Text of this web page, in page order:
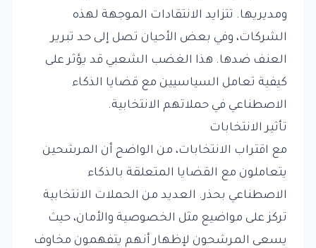
ومديريها. تتزايد الانتقادات الموجهة لهذه
الشركات، وفي بعض الأحيان تصل إلى حد تبرير
العنف ضدها. هذا الغضب الشعبي قد يؤثر على
كيفية تعامل السياسيين مع قضايا الذكاء
الاصطناعي في حملاتهم الانتخابية.
تأثير الانتخابات
مع اقتراب الانتخابات، من الواضح أن المرشحين
يتعاملون مع القضايا المتعلقة بالذكاء
الاصطناعي بحذر. العديد من الحملات الانتخابية
تركز على مواضيع مثل الخصوصية والأمان، حيث
يسعى المرشحون لإظهار أنهم يتفهمون مخاوف